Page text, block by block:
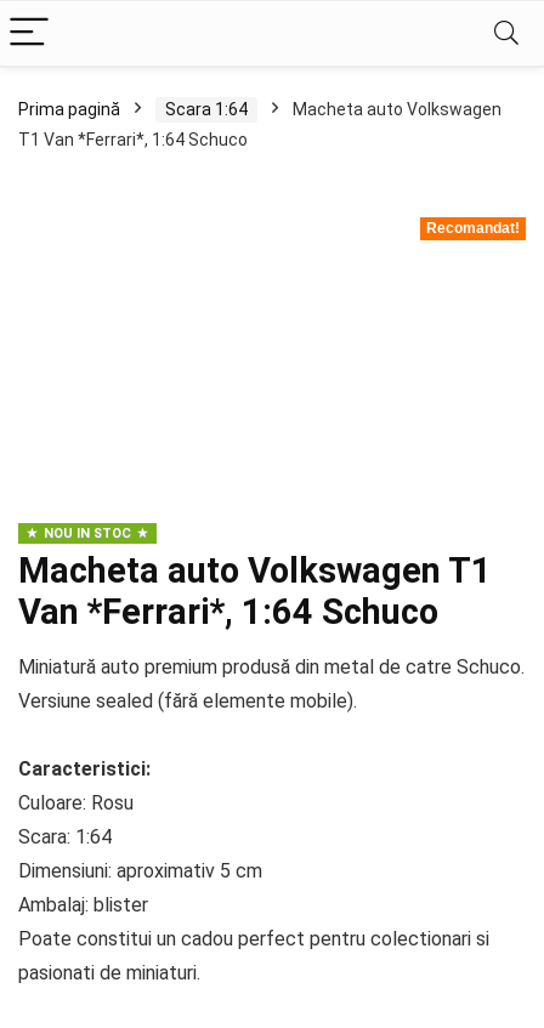
Prima pagină Scara 1:64
Macheta auto Volkswagen
T1 Van *Ferrari*, 1:64 Schuco
Recomandat!
NOU IN STOC
Macheta auto Volkswagen T1
Van *Ferrari*, 1:64 Schuco
Miniatură auto premium produsă din metal de catre Schuco.
Versiune sealed (fără elemente mobile).
Caracteristici:
Culoare: Rosu
Scara: 1:64
Dimensiuni: aproximativ 5 cm
Ambalaj: blister
Poate constitui un cadou perfect pentru colectionari si
pasionati de miniaturi.